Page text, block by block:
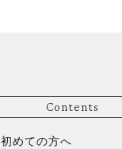
Contents
初めての方へ